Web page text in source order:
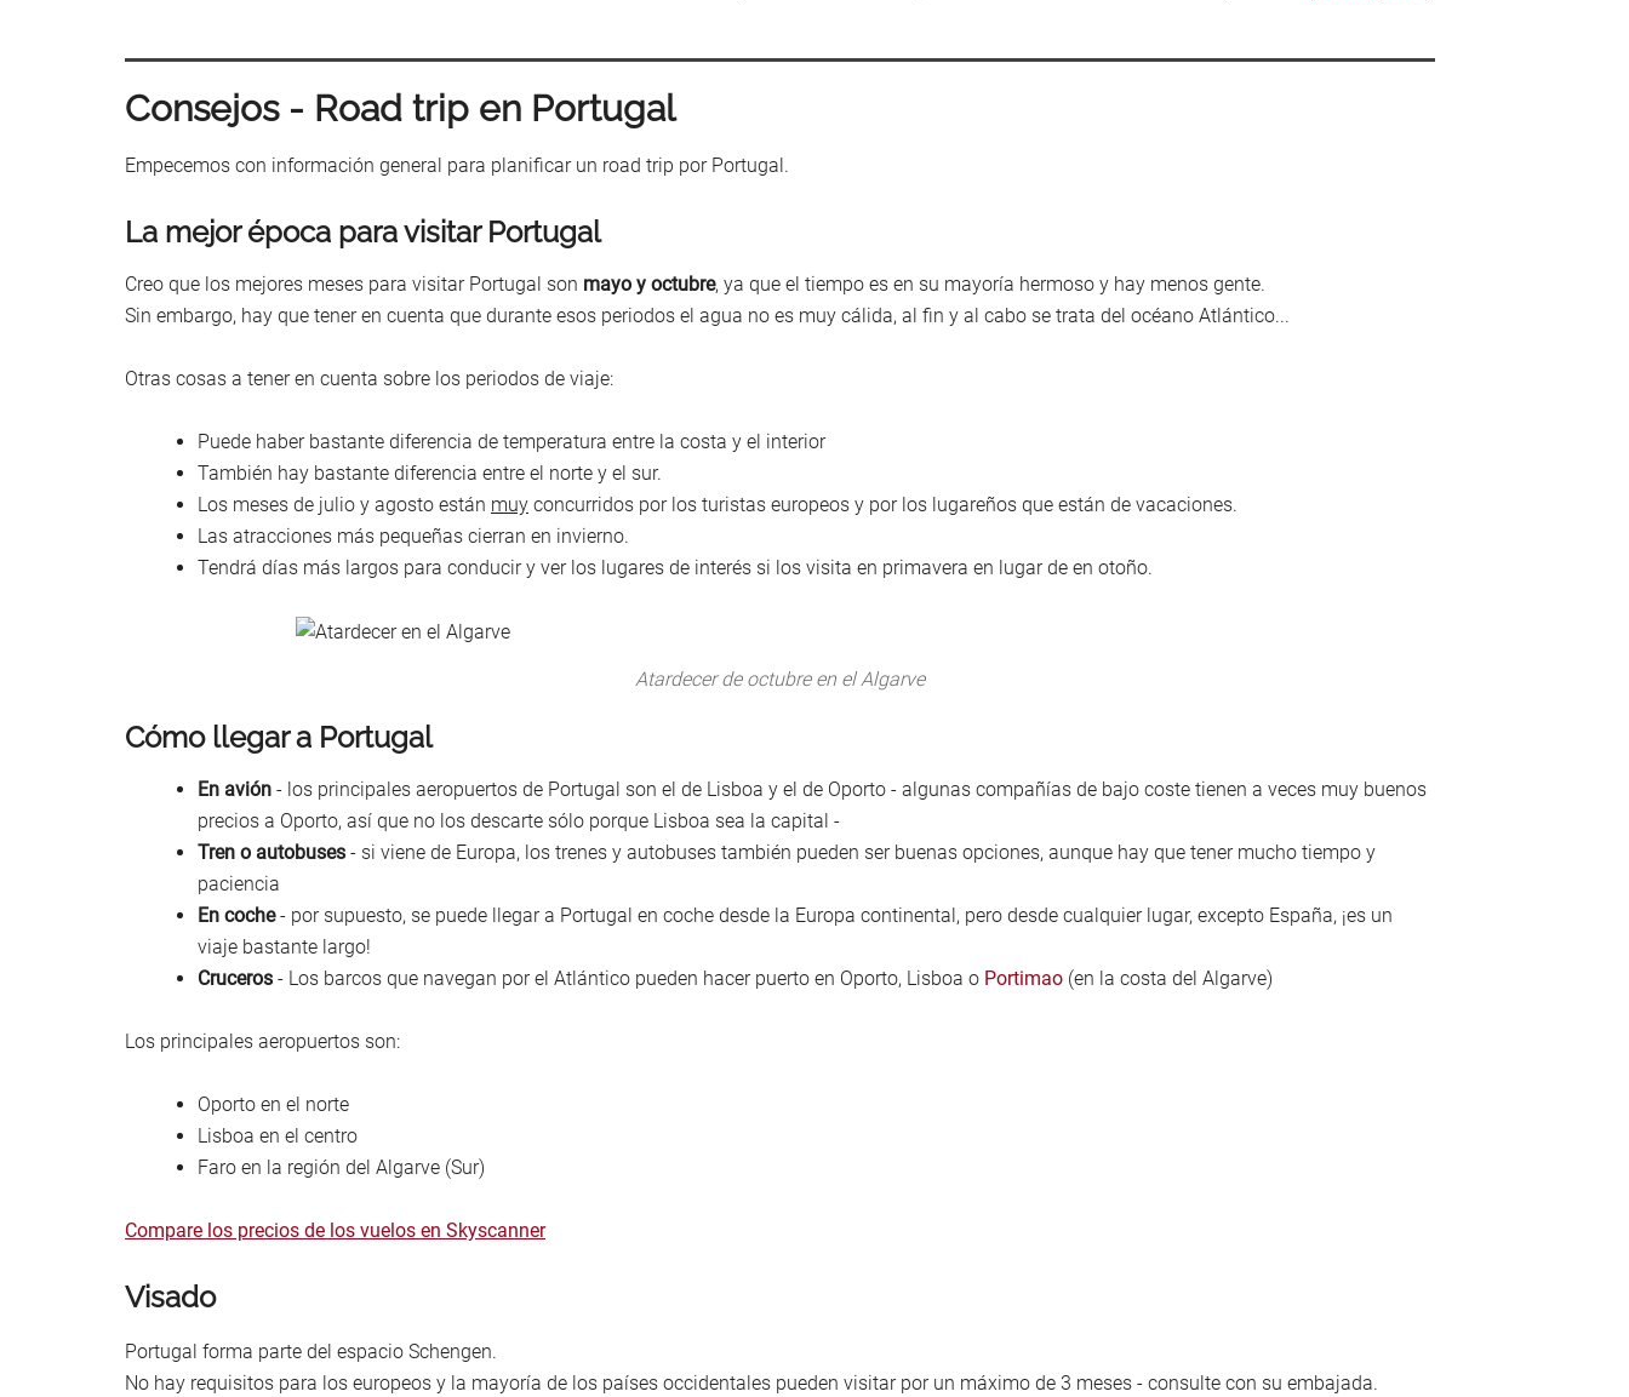
Consejos - Road trip en Portugal
Empecemos con información general para planificar un road trip por Portugal.
La mejor época para visitar Portugal
Creo que los mejores meses para visitar Portugal son mayo y octubre, ya que el tiempo es en su mayoría hermoso y hay menos gente.
Sin embargo, hay que tener en cuenta que durante esos periodos el agua no es muy cálida, al fin y al cabo se trata del océano Atlántico...
Otras cosas a tener en cuenta sobre los periodos de viaje:
Puede haber bastante diferencia de temperatura entre la costa y el interior
También hay bastante diferencia entre el norte y el sur.
Los meses de julio y agosto están muy concurridos por los turistas europeos y por los lugareños que están de vacaciones.
Las atracciones más pequeñas cierran en invierno.
Tendrá días más largos para conducir y ver los lugares de interés si los visita en primavera en lugar de en otoño.
Atardecer de octubre en el Algarve
Cómo llegar a Portugal
En avión - los principales aeropuertos de Portugal son el de Lisboa y el de Oporto - algunas compañías de bajo coste tienen a veces muy buenos
precios a Oporto, así que no los descarte sólo porque Lisboa sea la capital -
Tren o autobuses - si viene de Europa, los trenes y autobuses también pueden ser buenas opciones, aunque hay que tener mucho tiempo y
paciencia
En coche- por supuesto, se puede llegar a Portugal en coche desde la Europa continental, pero desde cualquier lugar, excepto España, ¡es un
viaje bastante largo!
Cruceros - Los barcos que navegan por el Atlántico pueden hacer puerto en Oporto, Lisboa o Portimao (en la costa del Algarve)
Los principales aeropuertos son:
Oporto en el norte
Lisboa en el centro
Faro en la región del Algarve (Sur)
Compare los precios de los vuelos en Skyscanner
Visado
Portugal forma parte del espacio Schengen.
No hay requisitos para los europeos y la mayoría de los países occidentales pueden visitar por un máximo de 3 meses - consulte con su embajada.